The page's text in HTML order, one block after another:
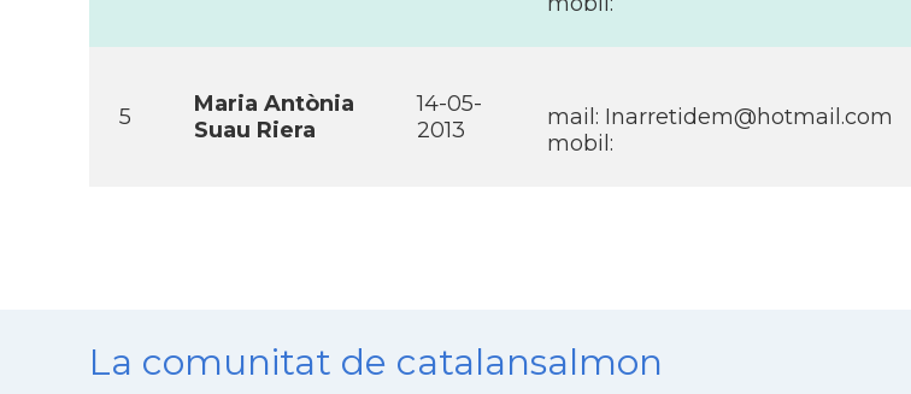
5
Maria Antònia
Suau Riera
14-05-
2013
mail: Inarretidem@hotmail.com
mobil:
La comunitat de catalansalmon